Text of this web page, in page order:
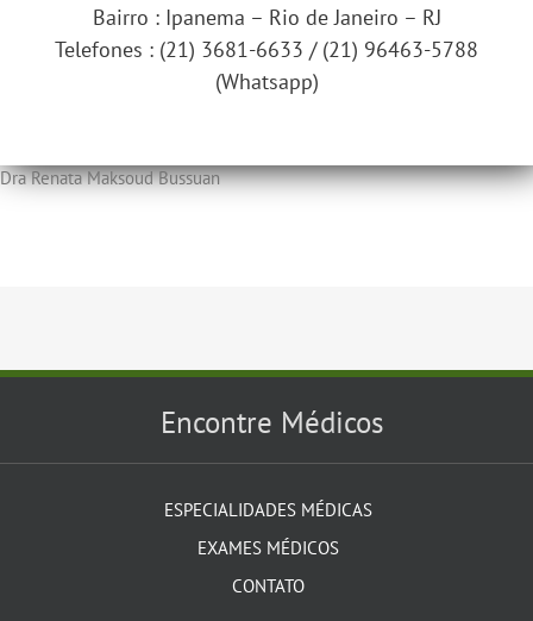
Bairro : Ipanema – Rio de Janeiro – RJ
Telefones : (21) 3681-6633 / (21) 96463-5788
(Whatsapp)
Dra Renata Maksoud Bussuan
Encontre Médicos
ESPECIALIDADES MÉDICAS
EXAMES MÉDICOS
CONTATO